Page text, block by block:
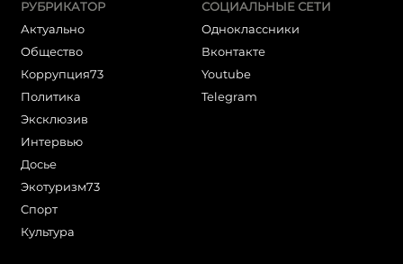
РУБРИКАТОР
Актуально
Общество
Коррупция73
Политика
Эксклюзив
Интервью
Досье
Экотуризм73
Cпорт
Культура
СОЦИАЛЬНЫЕ СЕТИ
Одноклассники
Вконтакте
Youtube
Telegram